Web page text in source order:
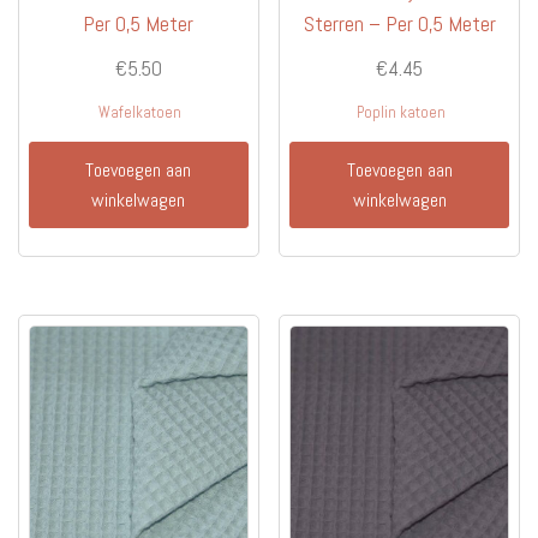
Per 0,5 Meter
€5.50
Wafelkatoen
Toevoegen aan
winkelwagen
Sterren – Per 0,5 Meter
€4.45
Poplin katoen
Toevoegen aan
winkelwagen